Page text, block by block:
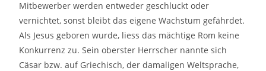
Mitbewerber werden entweder geschluckt oder
vernichtet, sonst bleibt das eigene Wachstum gefährdet.
Als Jesus geboren wurde, liess das mächtige Rom keine
Konkurrenz zu. Sein oberster Herrscher nannte sich
Cäsar bzw. auf Griechisch, der damaligen Weltsprache,